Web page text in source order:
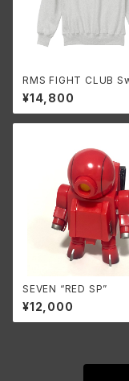
RMS FIGHT CLUB
irt Vintage
¥14,800
SEVEN “RED SP”
¥12,000